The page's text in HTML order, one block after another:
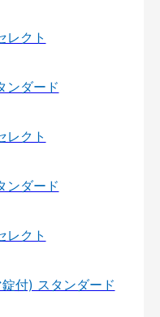
レクト
ンダード
レクト
ンダード
レクト
付) スタンダード